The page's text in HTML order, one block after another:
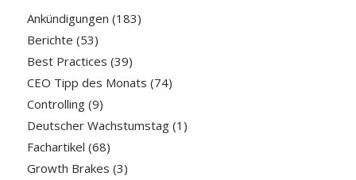
Ankündigungen (183)
Berichte (53)
Best Practices (39)
CEO Tipp des Monats (74)
Controlling(9)
Deutscher Wachstumstag(1)
Fachartikel (68)
Growth Brakes (3)